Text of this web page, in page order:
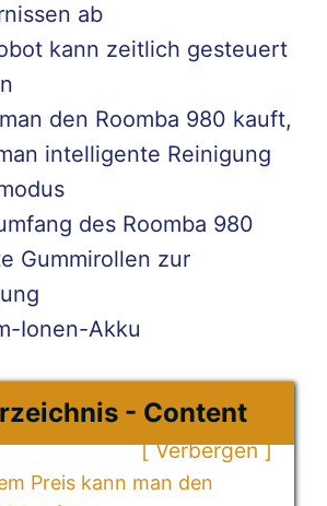
ab
kann zeitlich gesteuert
den Roomba 980 kauft,
intelligente Reinigung
des Roomba 980
Gummirollen zur
Ionen-Akku
- Content
Verbergen
Preis kann man den